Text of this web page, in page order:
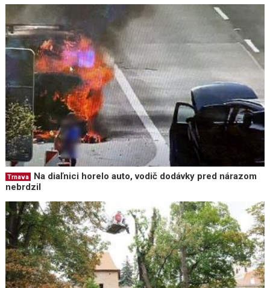
Trnava
Na diaľnici horelo auto, vodič dodávky pred nárazom
nebrdzil